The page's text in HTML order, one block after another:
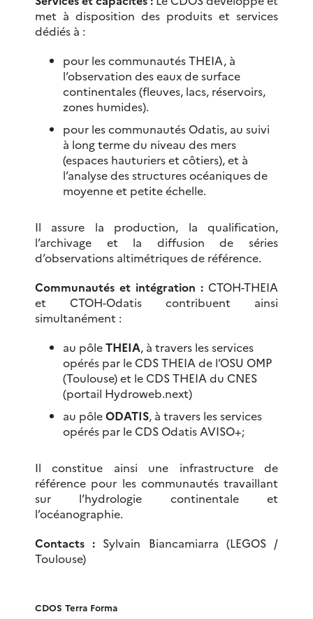
met à disposition des produits et services
dédiés à :
pour les communautés THEIA, à
l’observation des eaux de surface
continentales (fleuves, lacs, réservoirs,
zones humides).
pour les communautés Odatis, au suivi
à long terme du niveau des mers
(espaces hauturiers et côtiers), et à
l’analyse des structures océaniques de
moyenne et petite échelle.
Il assure la production, la qualification,
l’archivage et la diffusion de séries
d’observations altimétriques de référence.
Communautés et intégration : CTOH-THEIA
et CTOH-Odatis contribuent ainsi
simultanément :
au pôleTHEIA, à travers les services
opérés par le CDS THEIA de l’OSU OMP
(Toulouse) et le CDS THEIA du CNES
(portail Hydroweb.next)
au pôleODATIS, à travers les services
opérés par le CDS Odatis AVISO+;
Il constitue ainsi une infrastructure de
référence pour les communautés travaillant
sur l’hydrologie continentale et
l’océanographie.
Contacts : Sylvain Biancamiarra (LEGOS /
Toulouse)
CDOS Terra Forma